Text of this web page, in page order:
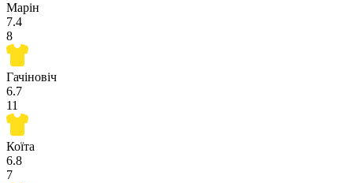
Марін
7.4
8
Гачіновіч
6.7
11
Коїта
6.8
7